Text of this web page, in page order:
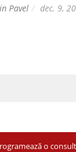
Pavel dec. 9,
o